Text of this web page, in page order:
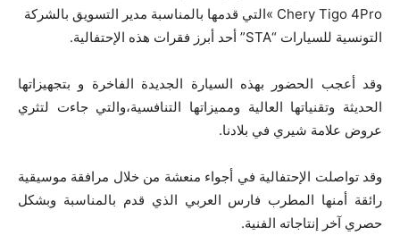
Chery Tigo 4Pro »التي قدمها بالمناسبة مدير التسويق بالشركة
التونسية للسيارات “STA” أحد أبرز فقرات هذه الإحتفالية.
وقد أعجب الحضور بهذه السيارة الجديدة الفاخرة و بتجهيزاتها
الحديثة وتقنياتها العالية ومميزاتها التنافسية،والتي جاءت لتثري
عروض علامة شيري في بلادنا.
وقد تواصلت الإحتفالية في أجواء منعشة من خلال مرافقة موسيقية
رائقة أمنها المطرب فارس العربي الذي قدم بالمناسبة وبشكل
حصري آخر إنتاجاته الفنية.